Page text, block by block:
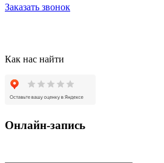
Заказать звонок
Как нас найти
Онлайн-запись